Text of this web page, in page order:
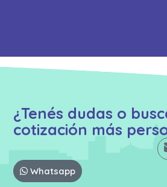
¿Tenés dudas o
cotización más
Whatsapp